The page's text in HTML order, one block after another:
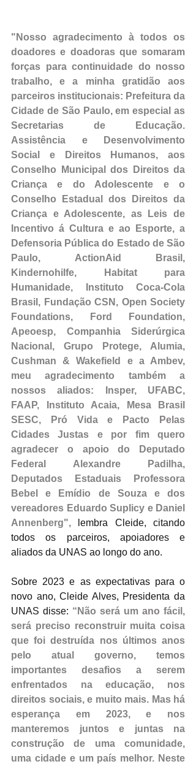
"Nosso agradecimento à todos os
doadores e doadoras que somaram
forças para continuidade do nosso
trabalho, e a minha gratidão aos
parceiros institucionais: Prefeitura da
Cidade de São Paulo, em especial as
Secretarias de Educação.
Assistência e Desenvolvimento
Social e Direitos Humanos, aos
Conselho Municipal dos Direitos da
Criança e do Adolescente e o
Conselho Estadual dos Direitos da
Criança e Adolescente, as Leis de
Incentivo á Cultura e ao Esporte, a
Defensoria Pública do Estado de São
Paulo, ActionAid Brasil,
Kindernohilfe, Habitat para
Humanidade, Instituto Coca-Cola
Brasil, Fundação CSN, Open Society
Foundations, Ford Foundation,
Apeoesp, Companhia Siderúrgica
Nacional, Grupo Protege, Alumia,
Cushman & Wakefield e a Ambev,
meu agradecimento também a
nossos aliados: Insper, UFABC,
FAAP, Instituto Acaia, Mesa Brasil
SESC, Pró Vida e Pacto Pelas
Cidades Justas e por fim quero
agradecer o apoio do Deputado
Federal Alexandre Padilha,
Deputados Estaduais Professora
Bebel e Emídio de Souza e dos
vereadores Eduardo Suplicy e Daniel
Annenberg", lembra Cleide, citando
todos os parceiros, apoiadores e
aliados da UNAS ao longo do ano.
Sobre 2023 e as expectativas para o
novo ano, Cleide Alves, Presidenta da
UNAS disse: “Não será um ano fácil,
será preciso reconstruir muita coisa
que foi destruída nos últimos anos
pelo atual governo, temos
importantes desafios a serem
enfrentados na educação, nos
direitos sociais, e muito mais. Mas há
esperança em 2023, e nos
manteremos juntos e juntas na
construção de uma comunidade,
uma cidade e um país melhor. Neste